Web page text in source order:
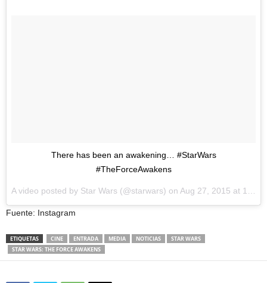
There has been an awakening… #StarWars
#TheForceAwakens
A video posted by Star Wars (@starwars) on Aug 27, 2015 at 10:00am PDT
Fuente: Instagram
ETIQUETAS CINE ENTRADA MEDIA NOTICIAS
STAR WARS
STAR WARS: THE FORCE AWAKENS